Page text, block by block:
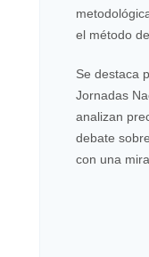
el método
Se destaca
Jornadas
analizan
debate
con una